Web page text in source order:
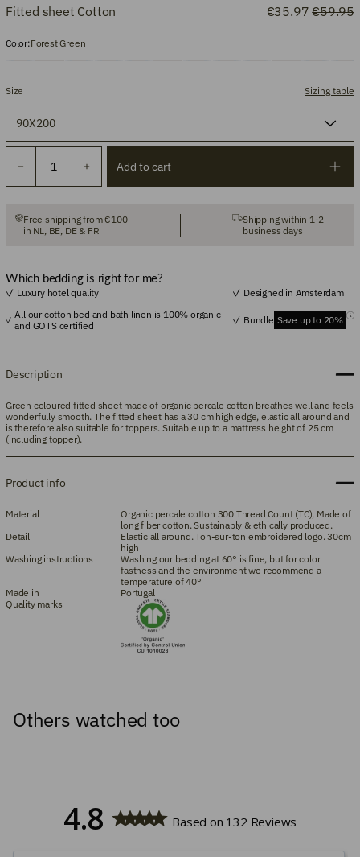
Fitted sheet Cotton €35.97 €59.95
Color:Forest Green
Size Sizing table
Add to cart
Free shipping from €100
in NL, BE, DE & FR
Shipping within 1-2
business days
Which bedding is right for me?
Luxury hotel quality
Designed in Amsterdam
All our cotton bed and bath linen is 100% organic
and GOTS certified
Bundle Save up to 20%
Description
Green coloured fitted sheet made of organic percale cotton breathes well and feels
wonderfully smooth. The fitted sheet has a 30 cm high edge, elastic all around and
is therefore also suitable for toppers. Suitable up to a mattress height of 25 cm
(including topper).
Product info
Material
Organic percale cotton 300 Thread Count (TC), Made of
long fiber cotton. Sustainably & ethically produced.
Detail
Elastic all around. Ton-sur-ton embroidered logo. 30cm
high
Washing instructions
Washing our bedding at 60° is fine, but for color
fastness and the environment we recommend a
temperature of 40°
Made in
Portugal
Quality marks
Others watched too
4.8 Based on 132 Reviews